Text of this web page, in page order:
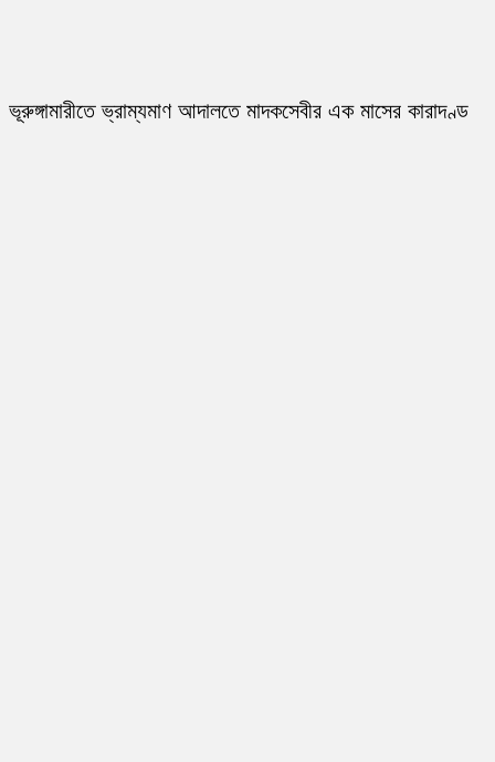
ভূরুঙ্গামারীতে ভ্রাম্যমাণ আদালতে মাদকসেবীর এক মাসের কারাদণ্ড